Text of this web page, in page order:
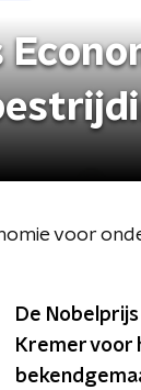
voor
De
Kremer voor